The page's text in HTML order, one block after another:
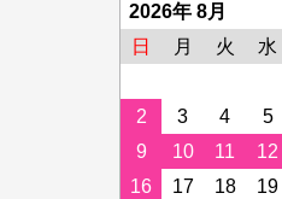
2026年 8月
日
月 火 水
2
3 4 5
9
10 11 12
16
17 18 19